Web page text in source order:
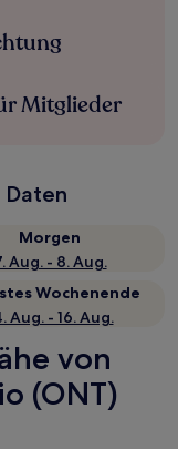
Mitglieder
Morgen
Aug. - 8. Aug.
Wochenende
Aug. - 16. Aug.
von
(ONT)